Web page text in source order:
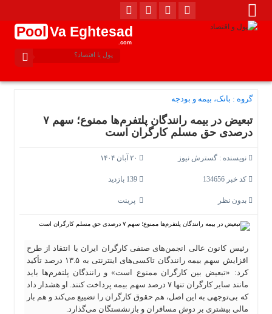
Pool Va Eghtesad
.com
گروه : بانک، بیمه و بودجه
تبعیض در بیمه رانندگان پلتفرم‌ها ممنوع؛ سهم ۷
درصدی حق مسلم کارگران است
نویسنده : گسترش نیوز
کد خبر 134656 139 بازدید
بدون نظر پرینت
رئیس کانون عالی انجمن‌های صنفی کارگران ایران با انتقاد از طرح
افزایش سهم بیمه رانندگان تاکسی‌های اینترنتی به ۱۳.۵ درصد تأکید
کرد: «تبعیض بین کارگران ممنوع است» و رانندگان پلتفرم‌ها باید
مانند سایر کارگران تنها ۷ درصد سهم بیمه پرداخت کنند. او هشدار داد
که بی‌توجهی به این اصل، هم حقوق کارگران را تضییع می‌کند و هم بار
مالی بیشتری بر دوش مسافران و بازنشستگان می‌گذارد.